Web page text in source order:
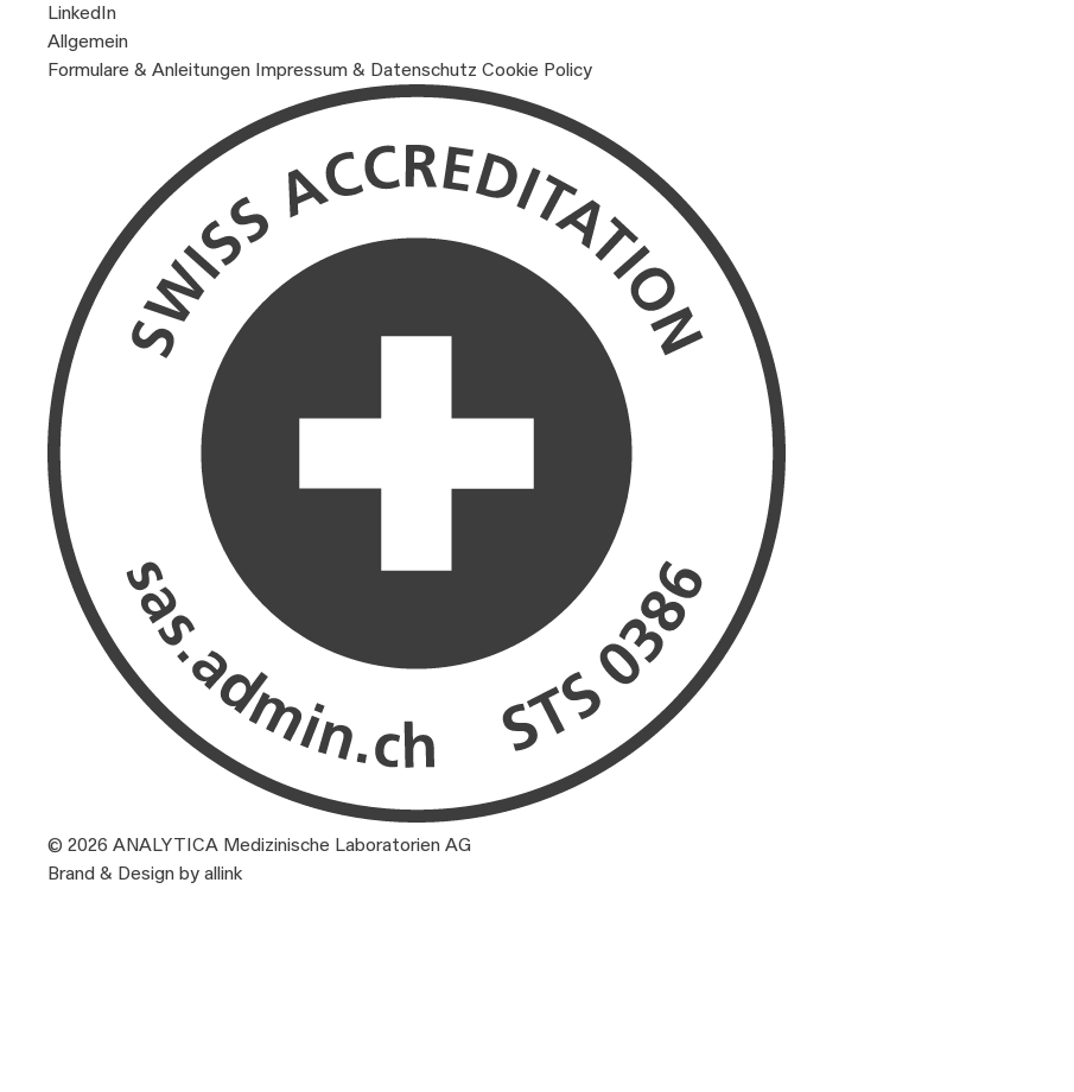
LinkedIn
Allgemein
Formulare & Anleitungen Impressum & Datenschutz Cookie Policy
© 2026 ANALYTICA Medizinische Laboratorien AG
Brand & Design by allink